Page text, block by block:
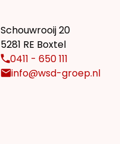
Schouwrooij 20
5281 RE Boxtel
0411 - 650 111
info@wsd-groep.nl